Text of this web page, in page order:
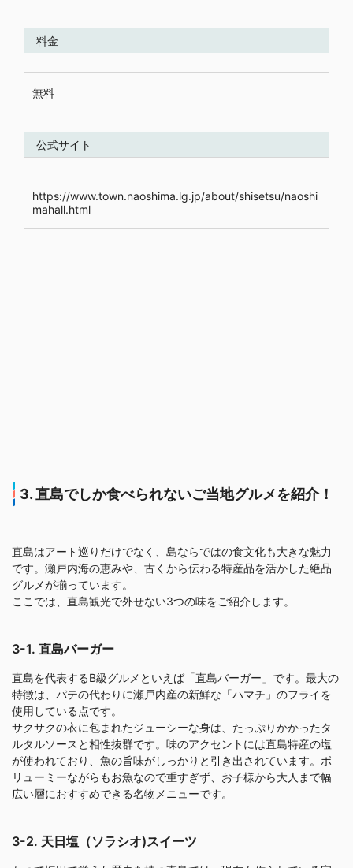
料金
無料
公式サイト
https://www.town.naoshima.lg.jp/about/shisetsu/naoshi
mahall.html
3. 直島でしか食べられないご当地グルメを紹介！
直島はアート巡りだけでなく、島ならではの食文化も大きな魅力
です。瀬戸内海の恵みや、古くから伝わる特産品を活かした絶品
グルメが揃っています。
ここでは、直島観光で外せない3つの味をご紹介します。
3-1. 直島バーガー
直島を代表するB級グルメといえば「直島バーガー」です。最大の
特徴は、パテの代わりに瀬戸内産の新鮮な「ハマチ」のフライを
使用している点です。
サクサクの衣に包まれたジューシーな身は、たっぷりかかったタ
ルタルソースと相性抜群です。味のアクセントには直島特産の塩
が使われており、魚の旨味がしっかりと引き出されています。ボ
リューミーながらもお魚なので重すぎず、お子様から大人まで幅
広い層におすすめできる名物メニューです。
3-2. 天日塩（ソラシオ)スイーツ